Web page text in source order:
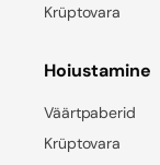
Krüptovara
Hoiustamine
Väärtpaberid
Krüptovara